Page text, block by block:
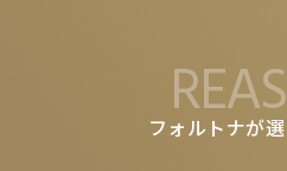
フォルトナが